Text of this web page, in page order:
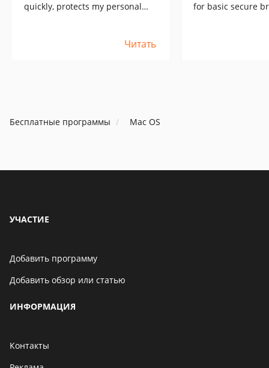
quickly, protects my personal
Читать
for basic secure
Бесплатные программы Mac OS
УЧАСТИЕ
Добавить программу
Добавить обзор или статью
ИНФОРМАЦИЯ
Контакты